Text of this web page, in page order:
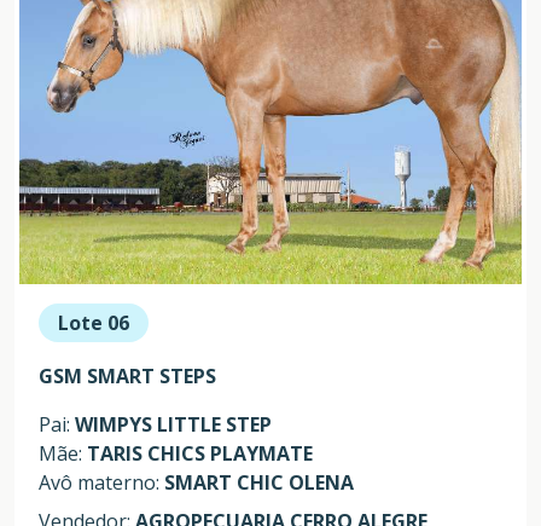
Lote 06
GSM SMART STEPS
Pai: WIMPYS LITTLE STEP
Mãe: TARIS CHICS PLAYMATE
Avô materno: SMART CHIC OLENA